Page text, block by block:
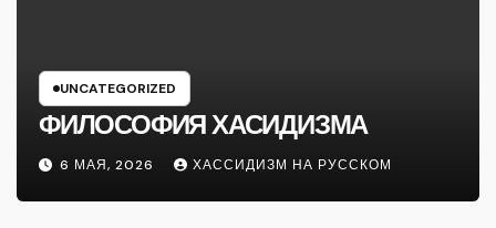
UNCATEGORIZED
ФИЛОСОФИЯ ХАСИДИЗМА
6 МАЯ, 2026 ХАССИДИЗМ НА РУССКОМ